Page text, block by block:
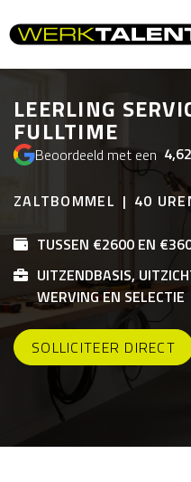
LEERLING
FULLTIME
Beoordeeld met een 4,62
ZALTBOMMEL 40
TUSSEN €2600 EN
UITZENDBASIS,
WERVING EN SELECTIE
SOLLICITEER DIRECT